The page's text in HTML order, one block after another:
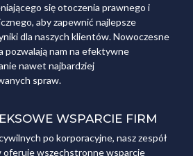
się otoczenia prawnego i
aby zapewnić najlepsze
dla naszych klientów. Nowoczesne
pozwalają nam na efektywne
nawet najbardziej
spraw.
WSPARCIE FIRM
po korporacyjne, nasz zespół
wszechstronne wsparcie